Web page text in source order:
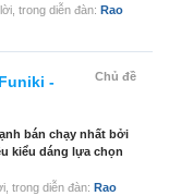
lời, trong diễn đàn: Rao
Chủ đề
-
bán chạy nhất bởi
kiểu dáng lựa chọn
trong diễn đàn: Rao